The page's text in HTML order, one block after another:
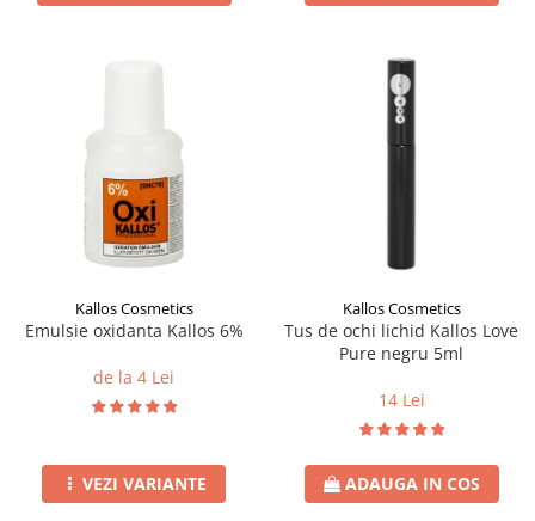
Kallos Cosmetics
Emulsie oxidanta Kallos 6%
de la 4 Lei
VEZI VARIANTE
Kallos Cosmetics
Tus de ochi lichid Kallos Love
Pure negru 5ml
14 Lei
ADAUGA IN COS